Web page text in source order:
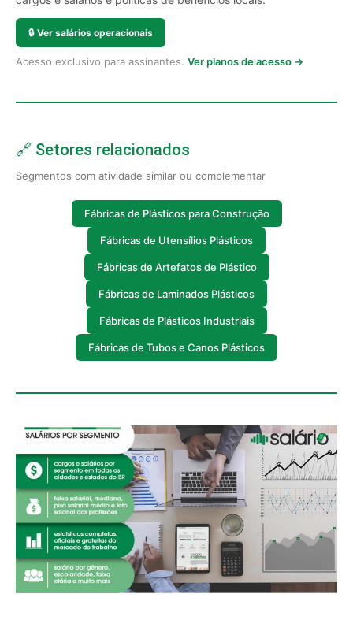
🔒 Ver salários operacionais
Acesso exclusivo para assinantes. Ver planos de acesso →
🔗 Setores relacionados
Segmentos com atividade similar ou complementar
Fábricas de Plásticos para Construção
Fábricas de Utensílios Plásticos
Fábricas de Artefatos de Plástico
Fábricas de Laminados Plásticos
Fábricas de Plásticos Industriais
Fábricas de Tubos e Canos Plásticos